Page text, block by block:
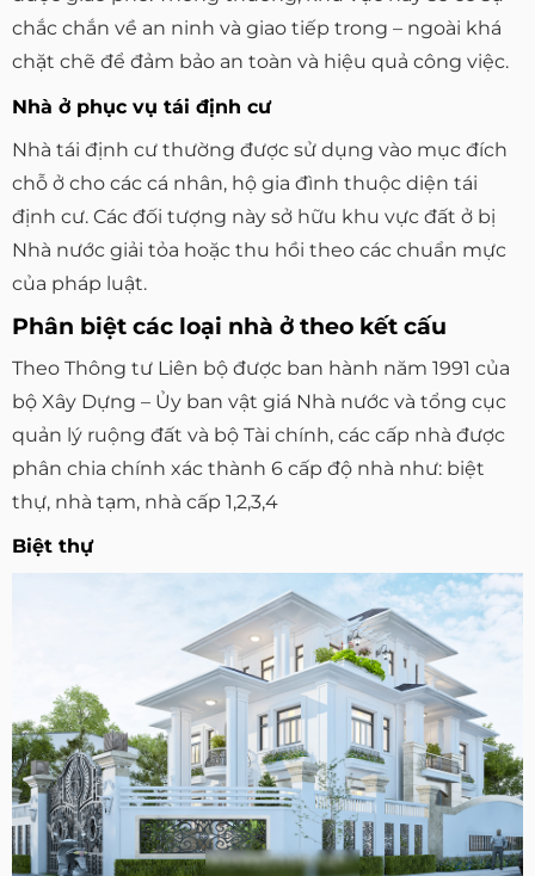
chắc chắn về an ninh và giao tiếp trong – ngoài khá
chặt chẽ để đảm bảo an toàn và hiệu quả công việc.
Nhà ở phục vụ tái định cư
Nhà tái định cư thường được sử dụng vào mục đích
chỗ ở cho các cá nhân, hộ gia đình thuộc diện tái
định cư. Các đối tượng này sở hữu khu vực đất ở bị
Nhà nước giải tỏa hoặc thu hồi theo các chuẩn mực
của pháp luật.
Phân biệt các loại nhà ở theo kết cấu
Theo Thông tư Liên bộ được ban hành năm 1991 của
bộ Xây Dựng – Ủy ban vật giá Nhà nước và tổng cục
quản lý ruộng đất và bộ Tài chính, các cấp nhà được
phân chia chính xác thành 6 cấp độ nhà như: biệt
thự, nhà tạm, nhà cấp 1,2,3,4
Biệt thự